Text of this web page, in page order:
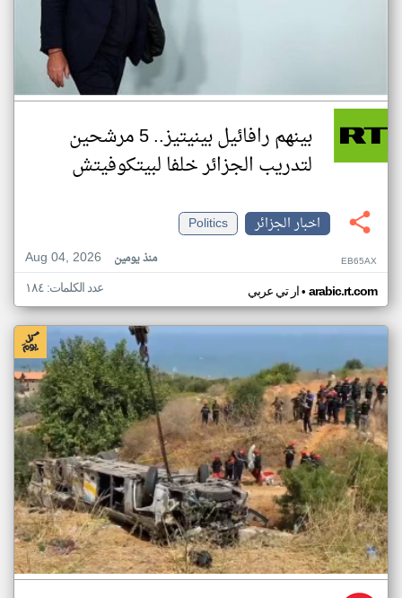
بينهم رافائيل بينيتيز.. 5 مرشحين
لتدريب الجزائر خلفا لبيتكوفيتش
اخبار الجزائر
Politics
Aug 04, 2026
منذ يومين EB65AX
ار تي عربي• arabic.rt.com عدد الكلمات: ١٨٤